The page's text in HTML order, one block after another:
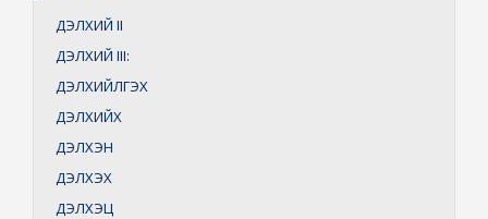
ДЭЛХИЙ II
ДЭЛХИЙ III:
ДЭЛХИЙЛГЭХ
ДЭЛХИЙХ
ДЭЛХЭН
ДЭЛХЭХ
ДЭЛХЭЦ